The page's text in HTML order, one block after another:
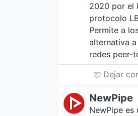
2020 por el
protocolo
Permite a
alternativa
redes peer-
Dejar
NewPipe
NewPipe